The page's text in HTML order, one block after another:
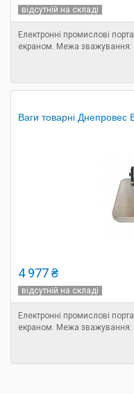
відсутній на складі
Електронні промислові
екраном. Межа зважування:
Ваги товарні
4 977 ₴
відсутній на складі
Електронні промислові
екраном. Межа зважування: